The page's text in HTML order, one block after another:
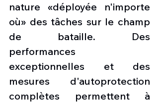
nature «déployée n'importe
où» des tâches sur le champ
de bataille. Des
performances
exceptionnelles et des
mesures d'autoprotection
complètes permettent à